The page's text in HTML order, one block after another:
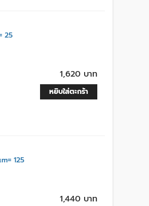
25
1,620 บาท
หยิบใส่ตะกร้า
125
1,440 บาท